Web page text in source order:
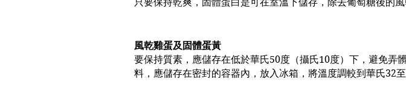
風乾雞蛋及固體蛋黃
要保持質素，應儲存在低於華氏50度（攝氏10度）下，避免弄
料，應儲存在密封的容器內，放入冰箱，將溫度調較到華氏32